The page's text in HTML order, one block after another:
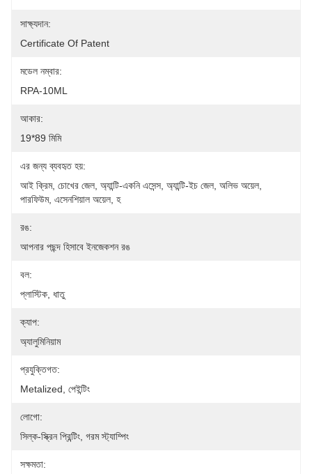
সাক্ষ্যদান:
Certificate Of Patent
মডেল নম্বার:
RPA-10ML
আকার:
19*89 মিমি
এর জন্য ব্যবহৃত হয়:
আই ক্রিম, চোখের জেল, অ্যান্টি-একনি এসেন্স, অ্যান্টি-ইচ জেল, অলিভ অয়েল,
পারফিউম, এসেনশিয়াল অয়েল, হ
রঙ:
আপনার পছন্দ হিসাবে ইনজেকশন রঙ
বল:
প্লাস্টিক, ধাতু
ক্যাপ:
অ্যালুমিনিয়াম
প্রযুক্তিগত:
Metalized, পেইন্টিং
লোগো:
সিল্ক-স্ক্রিন প্রিন্টিং, গরম স্ট্যাম্পিং
সক্ষমতা: